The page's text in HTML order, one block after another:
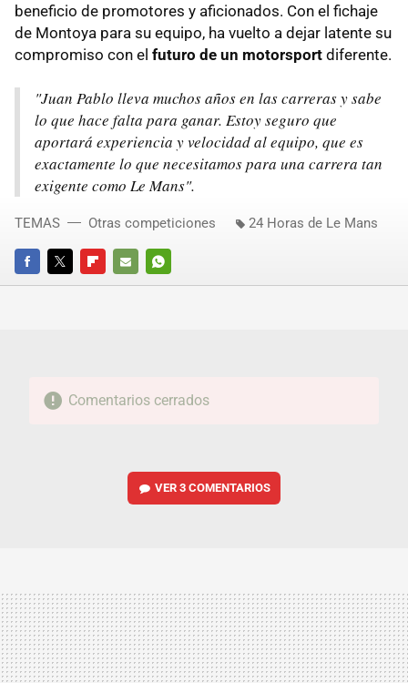
beneficio de promotores y aficionados. Con el fichaje
de Montoya para su equipo, ha vuelto a dejar latente su
compromiso con el futuro de un motorsport diferente.
"Juan Pablo lleva muchos años en las carreras y sabe
lo que hace falta para ganar. Estoy seguro que
aportará experiencia y velocidad al equipo, que es
exactamente lo que necesitamos para una carrera tan
exigente como Le Mans".
FACEBOOKTWITTERFLIPBOARD
E-
WHATSAPP
TEMAS Otras competiciones 24 Horas de Le Mans
Comentarios cerrados
VER3 COMENTARIOS